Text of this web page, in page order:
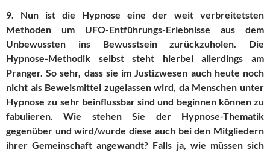
9. Nun ist die Hypnose eine der weit verbreitetsten
Methoden um UFO-Entführungs-Erlebnisse aus dem
Unbewussten ins Bewusstsein zurückzuholen. Die
Hypnose-Methodik selbst steht hierbei allerdings am
Pranger. So sehr, dass sie im Justizwesen auch heute noch
nicht als Beweismittel zugelassen wird, da Menschen unter
Hypnose zu sehr beinflussbar sind und beginnen können zu
fabulieren. Wie stehen Sie der Hypnose-Thematik
gegenüber und wird/wurde diese auch bei den Mitgliedern
ihrer Gemeinschaft angewandt? Falls ja, wie müssen sich